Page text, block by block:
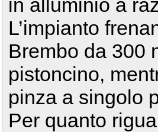
in alluminio a
L’impianto
Brembo da 300
pistoncino,
pinza a singolo
Per quanto